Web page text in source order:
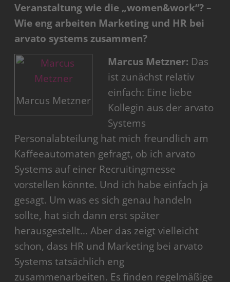
Veranstaltung wie die „women&work“? –
Wie eng arbeiten Marketing und HR bei
arvato systems zusammen?
Marcus Metzner
Marcus Metzner: Das
ist zunächst relativ
einfach: Eine liebe
Kollegin aus der arvato
Systems
Personalabteilung hat mich freundlich am
Kaffeeautomaten gefragt, ob ich arvato
Systems auf einer Recruitingmesse
vorstellen könnte. Und ich habe einfach ja
gesagt. Um was es sich genau handeln
sollte, hat sich dann erst später
herausgestellt… Aber das zeigt vielleicht
schon, dass HR und Marketing bei arvato
Systems tatsächlich eng
zusammenarbeiten. Es finden regelmäßige